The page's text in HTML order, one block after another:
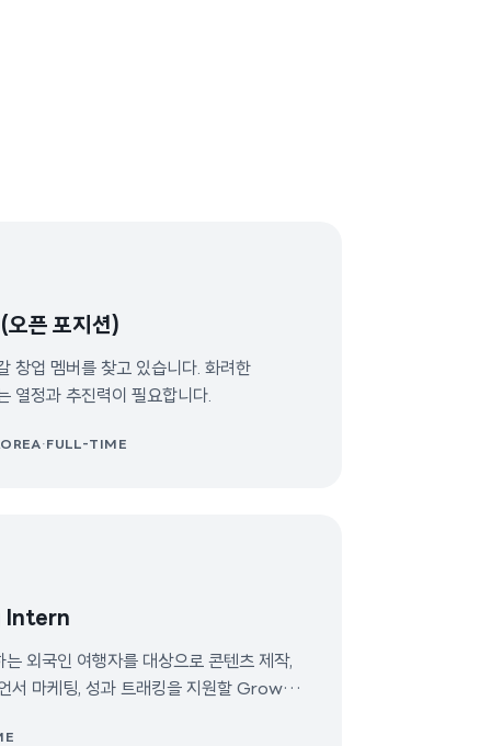
픈 포지션)
창업 멤버를 찾고 있습니다. 화려한
열정과 추진력이 필요합니다.
· FULL-TIME
Intern
외국인 여행자를 대상으로 콘텐츠 제작,
서 마케팅, 성과 트래킹을 지원할 Growth